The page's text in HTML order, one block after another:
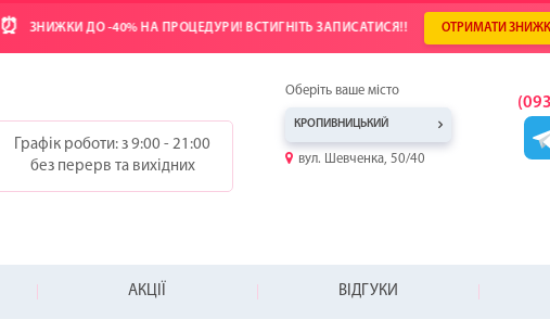
⏰ ЗНИЖКИ ДО -40% НА ПРОЦЕДУРИ! ВСТИГНІТЬ ЗАПИСАТИСЯ!! ОТРИМАТИ
Графік роботи: з 9:00 - 21:00
без перерв та вихідних
Оберіть ваше місто
КРОПИВНИЦЬКИЙ
вул. Шевченка, 50/40
АКЦІЇ ВІДГУКИ